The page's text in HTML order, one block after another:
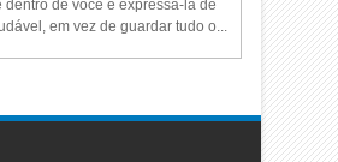
dentro de você e expressá-la de
em vez de guardar tudo o...